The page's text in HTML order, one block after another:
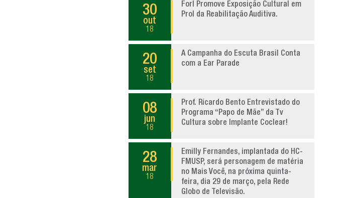
30
out
18
Forl Promove Exposição Cultural em
Prol da Reabilitação Auditiva.
20
set
18
A Campanha do Escuta Brasil Conta
com a Ear Parade
08
jun
18
Prof. Ricardo Bento Entrevistado do
Programa “Papo de Mãe” da Tv
Cultura sobre Implante Coclear!
28
mar
18
Emilly Fernandes, implantada do HC-
FMUSP, será personagem de matéria
no Mais Você, na próxima quinta-
feira, dia 29 de março, pela Rede
Globo de Televisão.